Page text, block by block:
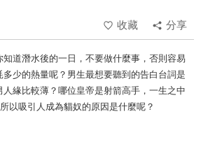
收藏
分享
道潛水後的一日，不要做什麼事，否則容易
少的熱量呢？男生最想要聽到的告白台詞是
緣比較薄？哪位皇帝是射箭高手，一生之中
以吸引人成為貓奴的原因是什麼呢？